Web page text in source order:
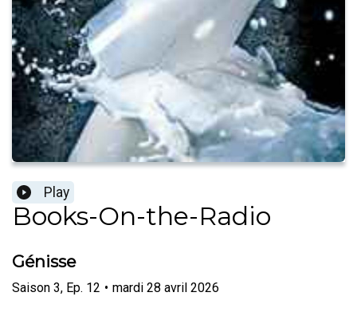
Play
Books-On-the-Radio
Génisse
Saison 3, Ep. 12 • mardi 28 avril 2026